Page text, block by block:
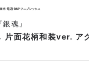
片面花柄和装ver. ア
魂』